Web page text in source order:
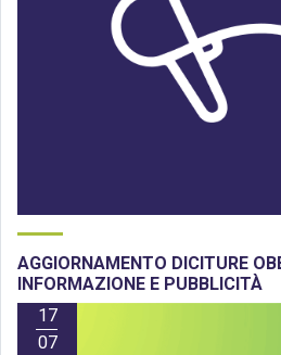
AGGIORNAMENTO DICITURE
INFORMAZIONE E PUBBLICITÀ
17
07